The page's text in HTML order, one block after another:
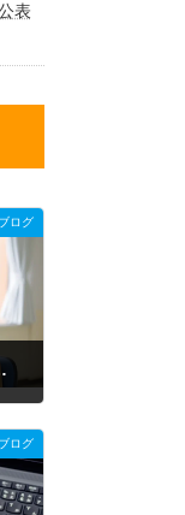
表
ログ
ポイントも詳しく解説
ログ